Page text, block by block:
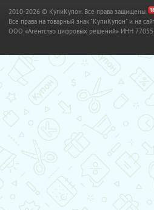
2010-2026 © КупиКупон. Все права защищены.
Все права на товарный знак "КупиКупон" и на
OOO «Агентство цифровых решений» ИНН